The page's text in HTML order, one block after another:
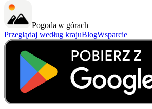
Pogoda w górach
Przeglądaj według krajuBlogWsparcie